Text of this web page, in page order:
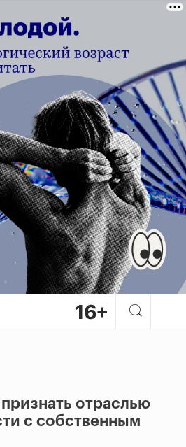
отраслью
с собственным